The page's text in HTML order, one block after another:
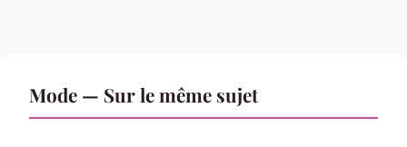
Mode — Sur le même sujet